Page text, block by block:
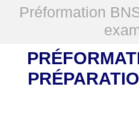
Préformation
Accueil Préformation